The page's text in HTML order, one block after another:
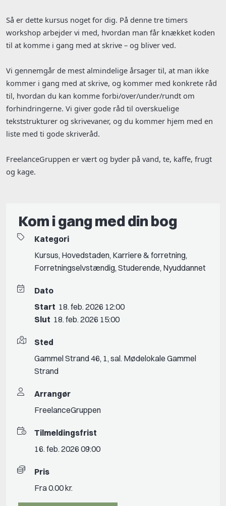
Så er dette kursus noget for dig. På denne tre timers
workshop arbejder vi med, hvordan man får knækket koden
til at komme i gang med at skrive – og bliver ved.
Vi gennemgår de mest almindelige årsager til, at man ikke
kommer i gang med at skrive, og kommer med konkrete råd
til, hvordan du kan komme forbi/over/under/rundt om
forhindringerne. Vi giver gode råd til overskuelige
tekststrukturer og skrivevaner, og du kommer hjem med en
liste med ti gode skriveråd.
FreelanceGruppen er vært og byder på vand, te, kaffe, frugt
og kage.
Kom i gang med din bog
Kategori
Kursus, Hovedstaden, Karriere & forretning,
Forretningselvstændig, Studerende, Nyuddannet
Dato
Start 18. feb. 2026 12:00
Slut 18. feb. 2026 15:00
Sted
Gammel Strand 46, 1, sal. Mødelokale Gammel
Strand
Arrangør
FreelanceGruppen
Tilmeldingsfrist
16. feb. 2026 09:00
Pris
Fra 0.00 kr.